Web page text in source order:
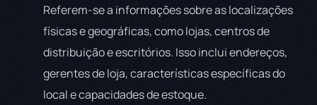
Referem-se a informações sobre as localizações
físicas e geográficas, como lojas, centros de
distribuição e escritórios. Isso inclui endereços,
gerentes de loja, características específicas do
local e capacidades de estoque.